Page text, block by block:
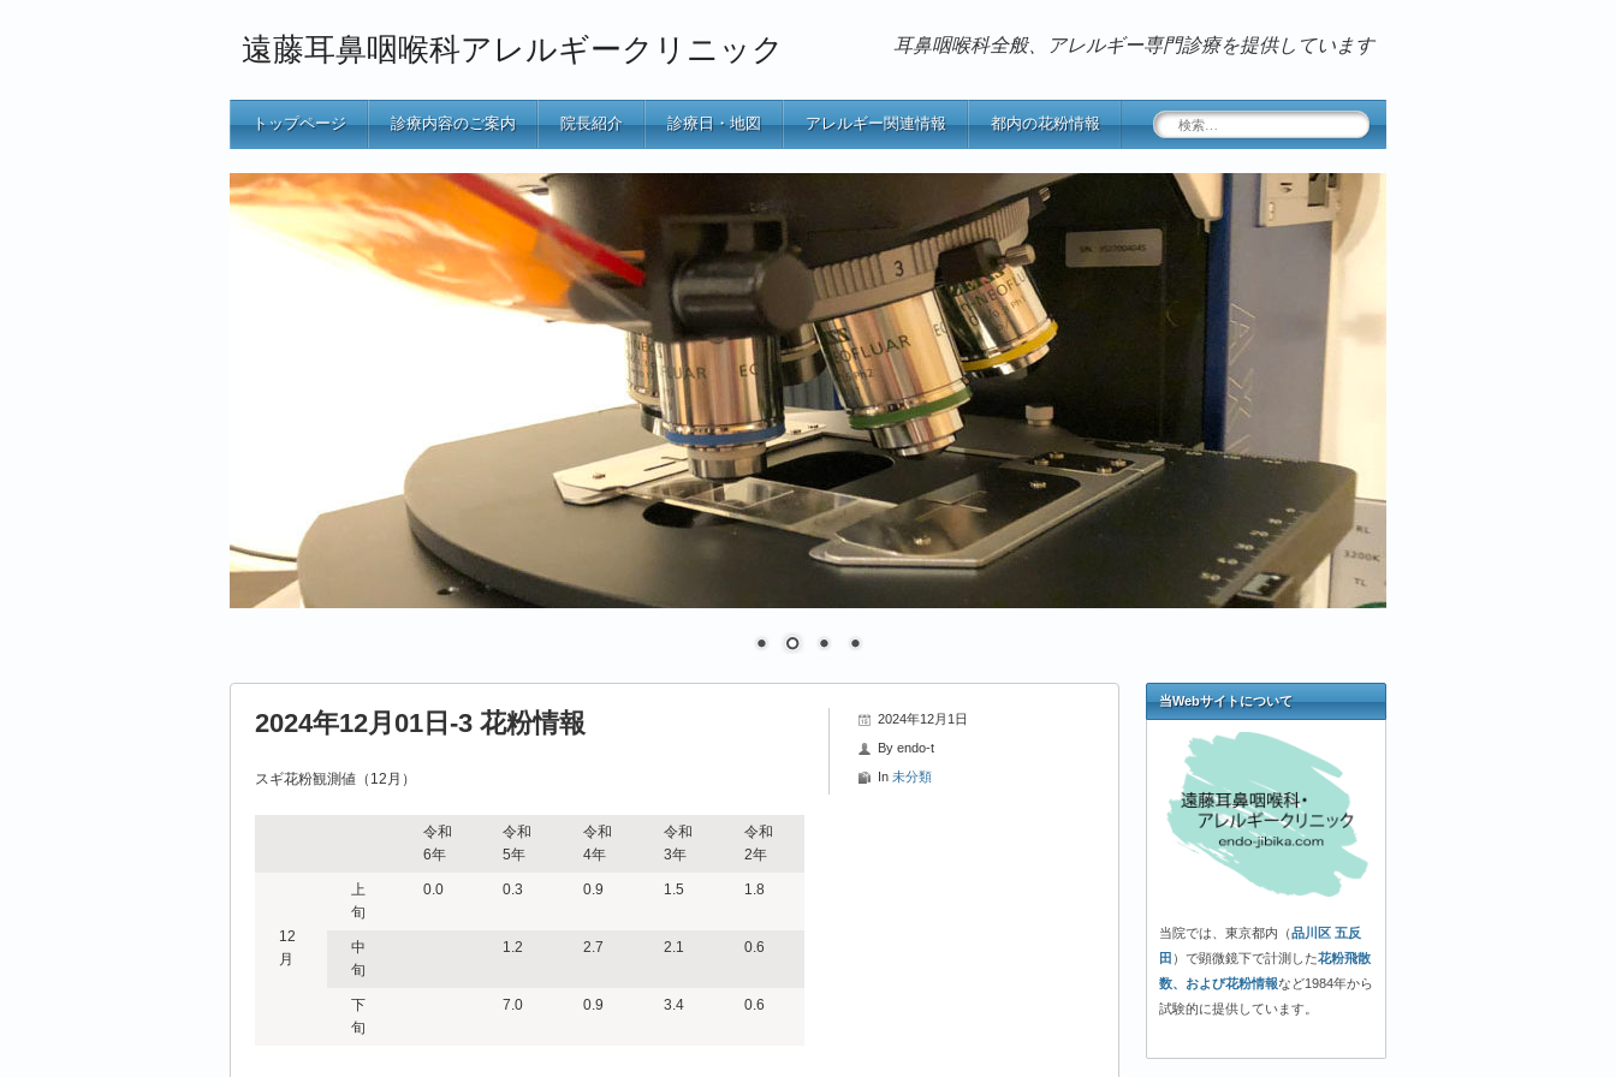
遠藤耳鼻咽喉科アレルギークリニック 耳鼻咽喉科全般、アレルギー専門診療を提供しています
トップページ 診療内容のご案内 院長紹介 診療日・地図 アレルギー関連情報 都内の花粉情報
検
索:
2024年12月1日
By endo-t
In 未分類
2024年12月01日-3 花粉情報
スギ花粉観測値（12月）
令和
6年
令和
5年
令和
4年
令和
3年
令和
2年
12
月
上
旬
0.0 0.3 0.9 1.5 1.8
中
旬
1.2 2.7 2.1 0.6
下
旬
7.0 0.9 3.4 0.6
当Webサイトについて
当院では、東京都内（品川区 五反
田 ）で顕微鏡下で計測した花粉飛散
数、および花粉情報など1984年から
試験的に提供しています。